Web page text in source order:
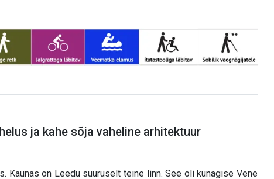
ja kahe sõja vaheline arhitektuur
Kaunas on Leedu suuruselt teine linn. See oli kunagise Vene